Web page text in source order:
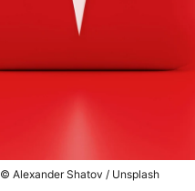
© Alexander Shatov / Unsplash